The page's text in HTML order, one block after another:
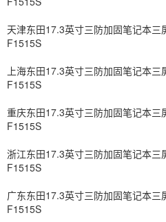
天津东田17.3英寸三防加固笔记本
F1515S
上海东田17.3英寸三防加固笔记本
F1515S
重庆东田17.3英寸三防加固笔记本三
F1515S
浙江东田17.3英寸三防加固笔记本三
F1515S
广东东田17.3英寸三防加固笔记本
F1515S